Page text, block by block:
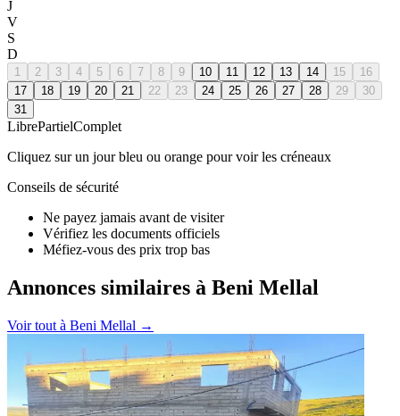
J
V
S
D
1 2 3 4 5 6 7 8 9 10 11 12 13 14 15
16
17
18 19 20 21 22 23 24 25 26 27 28 29
30
31
LibrePartielComplet
Cliquez sur un jour bleu ou orange pour voir les créneaux
Conseils de sécurité
Ne payez jamais avant de visiter
Vérifiez les documents officiels
Méfiez-vous des prix trop bas
Annonces similaires à Beni Mellal
Voir tout à Beni Mellal →